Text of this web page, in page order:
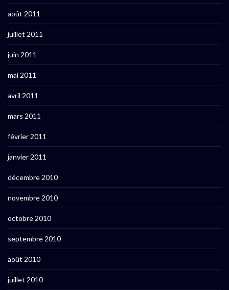
août 2011
juillet 2011
juin 2011
mai 2011
avril 2011
mars 2011
février 2011
janvier 2011
décembre 2010
novembre 2010
octobre 2010
septembre 2010
août 2010
juillet 2010